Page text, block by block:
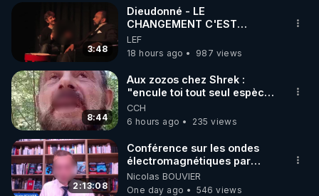
▶ 30 jours gratuit sur l’application de méditation et
de bien-être ENVOL :
Rendez-vous sur https://www.envol.app/code
le code : REGENERE
3:48
Dieudonné - LE
CHANGEMENT C'EST
MAINTENANT
LEF
18 hours ago
987 views
8:44
Aux zozos chez Shrek :
"encule toi tout seul espèce
de mal polish"
CCH
6 hours ago
235 views
2:13:08
Conférence sur les ondes
électromagnétiques par
Grégoire Caustru et Bart de
Wever !
Nicolas BOUVIER
One day ago
546 views